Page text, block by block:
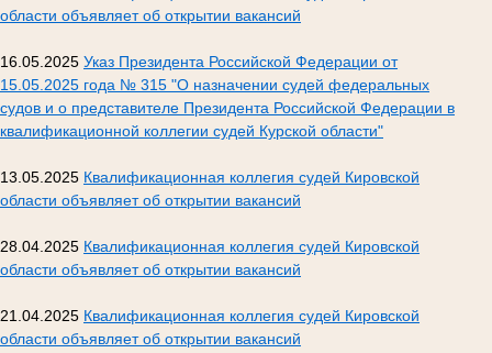
области объявляет об открытии вакансий
16.05.2025 Указ Президента Российской Федерации от
15.05.2025 года № 315 "О назначении судей федеральных
судов и о представителе Президента Российской Федерации в
квалификационной коллегии судей Курской области"
13.05.2025 Квалификационная коллегия судей Кировской
области объявляет об открытии вакансий
28.04.2025 Квалификационная коллегия судей Кировской
области объявляет об открытии вакансий
21.04.2025 Квалификационная коллегия судей Кировской
области объявляет об открытии вакансий